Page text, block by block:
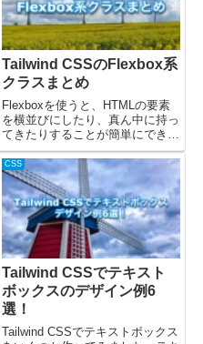
Tailwind CSSのFlexbox系
クラスまとめ
Flexboxを使うと、HTMLの要素
を横並びにしたり、真ん中に持っ
てきたりすることが簡単にできま
す。今回はTailwind CSSの
Flexboxのクラスについて、使い
方や実際にどう動作するかスクリ
ーンショットを載せて解説してい
ます。Ta...
CSS
Tailwind CSSでテキスト
ボックスのデザイン例6
選！
Tailwind CSSでテキストボックス